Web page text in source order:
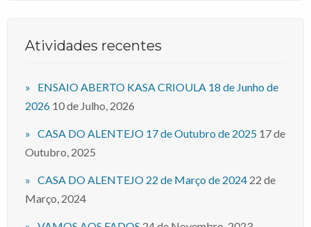
Atividades recentes
ENSAIO ABERTO KASA CRIOULA 18 de Junho de
2026 10 de Julho, 2026
CASA DO ALENTEJO 17 de Outubro de 2025 17 de
Outubro, 2025
CASA DO ALENTEJO 22 de Março de 2024 22 de
Março, 2024